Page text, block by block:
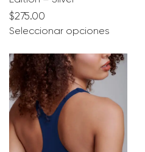
$275.00
Seleccionar opciones